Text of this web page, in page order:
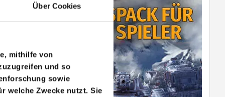
Über Cookies
mithilfe von
und so
sowie
welche Zwecke nutzt. Sie